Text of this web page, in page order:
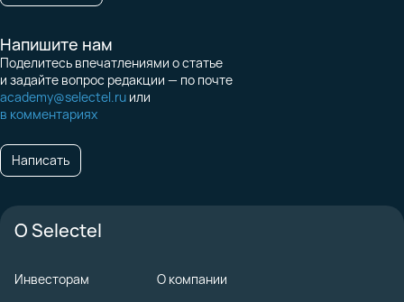
Напишите нам
Поделитесь впечатлениями о статье
и задайте вопрос редакции — по почте
academy@selectel.ru или
в комментариях
Написать
О Selectel
Инвесторам О компании